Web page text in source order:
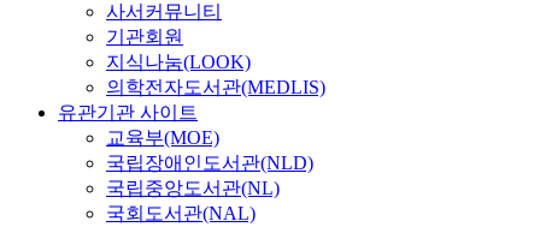
사서커뮤니티
기관회원
지식나눔(LOOK)
의학전자도서관(MEDLIS)
유관기관 사이트
교육부(MOE)
국립장애인도서관(NLD)
국립중앙도서관(NL)
국회도서관(NAL)